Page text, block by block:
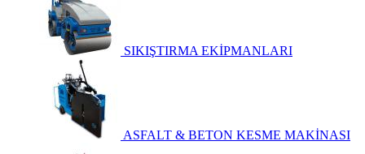
SIKIŞTIRMA EKİPMANLARI
ASFALT & BETON KESME MAKİNASI